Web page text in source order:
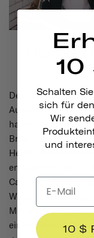
Der Klimawandel
Auswirkungen hier
haben wir einige
Brände seit Beginn
Hektar
entschieden, an die
California Wildfire
Wälder eine
Mit diesem Fonds
einheimischer
Schalten
sich für
Wir
und
10 $